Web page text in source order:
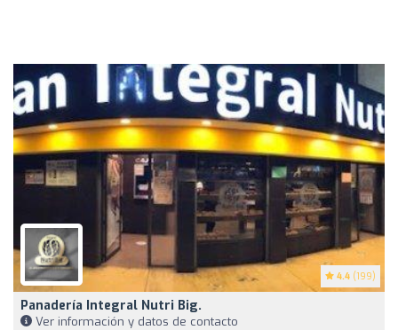
4.4 (199)
Panadería Integral Nutri Big.
Ver información y datos de contacto